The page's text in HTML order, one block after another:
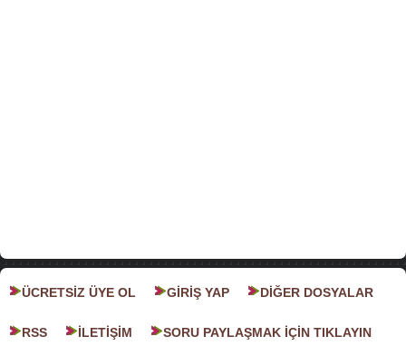
ÜCRETSİZ ÜYE OL GİRİŞ YAP DİĞER DOSYALAR
RSS İLETİŞİM SORU PAYLAŞMAK İÇİN TIKLAYIN